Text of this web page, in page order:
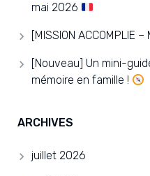
mai 2026
[MISSION ACCOMPLIE
[Nouveau] Un mini-
mémoire en famille !
ARCHIVES
juillet 2026